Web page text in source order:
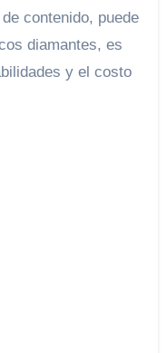
contenido, puede
diamantes, es
y el costo